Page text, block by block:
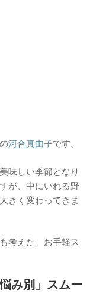
河合真由子です。
味しい季節となり
が、中にいれる野
きく変わってきま
考えた、お手軽ス
み別」スムー